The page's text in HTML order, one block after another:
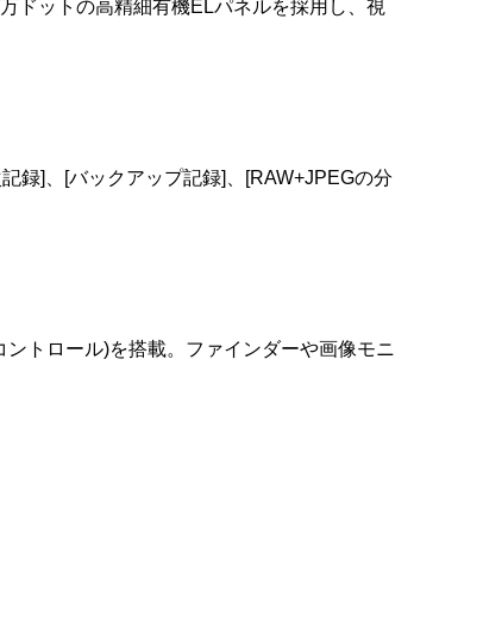
ドットの高精細有機ELパネルを採用し、視
録]、[バックアップ記録]、[RAW+JPEGの分
トロール)を搭載。ファインダーや画像モニ